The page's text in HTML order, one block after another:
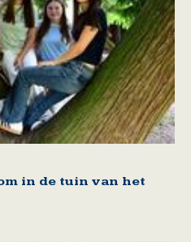
in de tuin van het